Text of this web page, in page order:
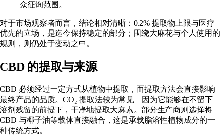
众征询范围。
对于市场观察者而言，结论相对清晰：0.2% 提取物上限与医疗
优先的立场，是迄今保持稳定的部分；围绕大麻花与个人使用的
规则，则仍处于变动之中。
CBD 的提取与来源
CBD 必须经过一定方式从植物中提取，而提取方法会直接影响
最终产品的品质。CO₂ 提取法较为常见，因为它能够在不留下
溶剂残留的前提下，干净地提取大麻素。部分生产商则选择将
CBD 与椰子油等载体直接融合，这是承载脂溶性植物成分的一
种传统方式。